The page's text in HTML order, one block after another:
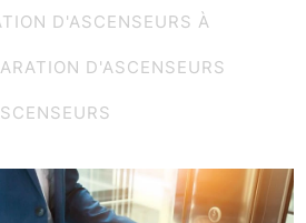
D'ASCENSEURS À
D'ASCENSEURS